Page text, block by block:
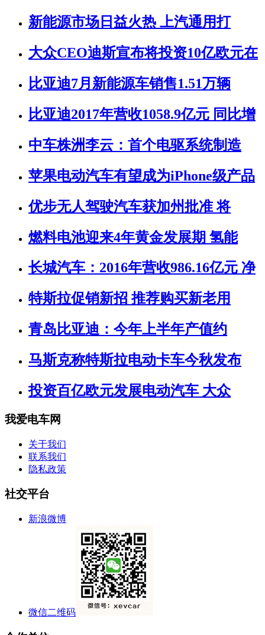
新能源市场日益火热 上汽通用打
大众CEO迪斯宣布将投资10亿欧元在
比亚迪7月新能源车销售1.51万辆
比亚迪2017年营收1058.9亿元 同比增
中车株洲李云：首个电驱系统制造
苹果电动汽车有望成为iPhone级产品
优步无人驾驶汽车获加州批准 将
燃料电池迎来4年黄金发展期 氢能
长城汽车：2016年营收986.16亿元 净
特斯拉促销新招 推荐购买新老用
青岛比亚迪：今年上半年产值约
马斯克称特斯拉电动卡车今秋发布
投资百亿欧元发展电动汽车 大众
我爱电车网
关于我们
联系我们
隐私政策
社交平台
新浪微博
微信二维码